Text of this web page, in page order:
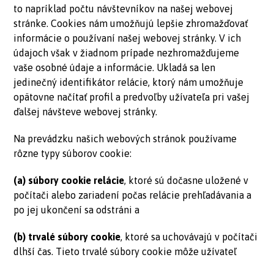
to napríklad počtu návštevníkov na našej webovej
stránke. Cookies nám umožňujú lepšie zhromažďovať
informácie o používaní našej webovej stránky. V ich
údajoch však v žiadnom prípade nezhromažďujeme
vaše osobné údaje a informácie. Ukladá sa len
jedinečný identifikátor relácie, ktorý nám umožňuje
opätovne načítať profil a predvoľby užívateľa pri vašej
ďalšej návšteve webovej stránky.
Na prevádzku našich webových stránok používame
rôzne typy súborov cookie:
(a) súbory cookie relácie, ktoré sú dočasne uložené v
počítači alebo zariadení počas relácie prehľadávania a
po jej ukončení sa odstráni a
(b) trvalé súbory cookie, ktoré sa uchovávajú v počítači
dlhší čas. Tieto trvalé súbory cookie môže užívateľ